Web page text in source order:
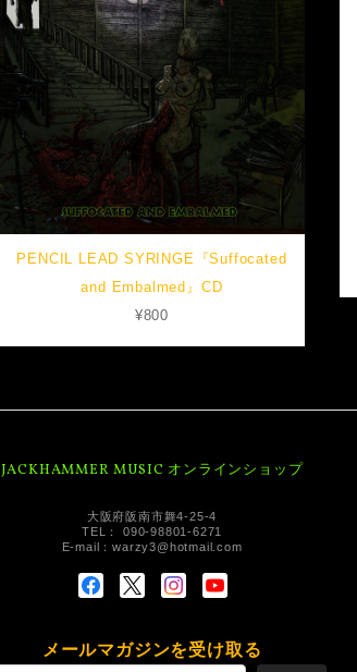
PENCIL LEAD SYRINGE『Suffocated
and Embalmed』CD
¥800
JACKHAMMER MUSIC オンラインショップ
大阪府阪南市舞4-25-4
TEL： 090-98801-6271
E-mail：warzy3@hotmail.com
メールマガジンを受け取る